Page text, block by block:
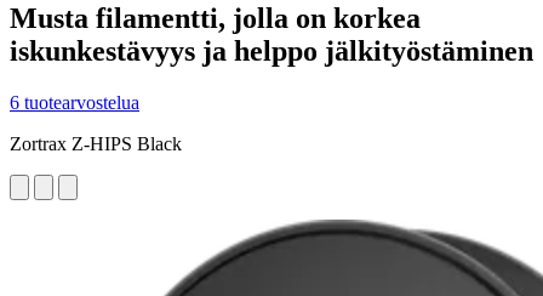
Musta filamentti, jolla on korkea
iskunkestävyys ja helppo jälkityöstäminen
6 tuotearvostelua
Zortrax Z-HIPS Black